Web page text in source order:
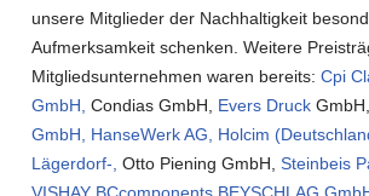
unsere Mitglieder der Nachhaltigkeit
Aufmerksamkeit schenken. Weitere
Mitgliedsunternehmen waren bereits: Cpi
GmbH, Condias GmbH, Evers Druck GmbH,
GmbH,
HanseWerk AG,
Holcim
Lägerdorf-, Otto Piening GmbH, Steinbeis
VISHAY BCcomponents BEYSCHLAG